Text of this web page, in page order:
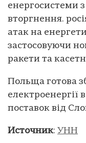
енергосистеми
вторгнення.
атак на
застосовуючи
ракети та
Польща готова
електроенергії
поставок від
Источник: УНН